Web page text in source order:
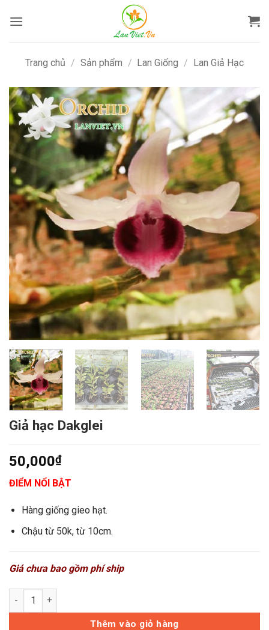
qua
Trang chủ / Sản phẩm / Lan Giống / Lan Giả Hạc
Giả hạc Dakglei
50,000₫
ĐIỂM NỔI BẬT
Hàng giống gieo hạt.
Chậu từ 50k, từ 10cm.
Giá chưa bao gồm phí ship
Giả hạc Dakglei số lượng
Thêm vào giỏ hàng